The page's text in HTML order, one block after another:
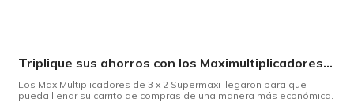
Triplique sus ahorros con los Maximultiplicadores de Supermaxi
Los MaxiMultiplicadores de 3 x 2 Supermaxi llegaron para que
pueda llenar su carrito de compras de una manera más económica.